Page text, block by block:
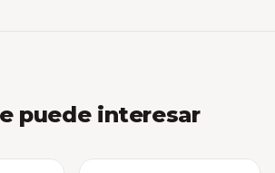
puede interesar